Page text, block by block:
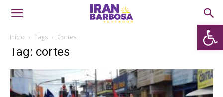
Abrir
Início Tags Cortes
Tag: cortes